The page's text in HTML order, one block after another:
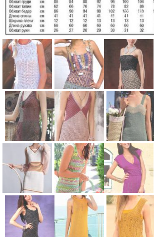
Схема:
вязаное
платье без
рукавов с
узором
вязание
спицами для
женщин
Схема:
полосатый
сарафан
вязание
спицами для
женщин
Схема:
коктейльное
платье без
бретелей
вязание
спицами для
женщин
Схема:
цветное
облегающее
платье-
майка
вязание
спицами для
Схема:
летнее
платье-
сарафан с
цветным
лифом
вязание
Схема:
короткий
сарафан на
широких
бретелях
вязание
спицами для
Схема:
приталенно
Схема:
разноцветн
Схема:
розовая